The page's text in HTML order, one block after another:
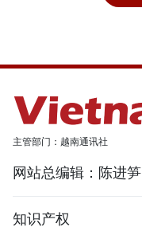
主管部门：越南通讯社
网站总编辑：陈进笋
知识产权